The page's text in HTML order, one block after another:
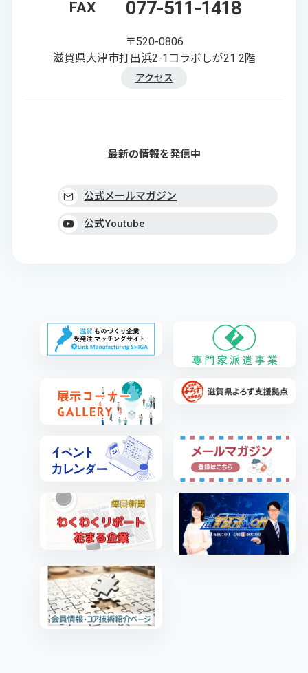
FAX 077-511-1418
〒520-0806
滋賀県大津市打出浜2-1コラボしが21 2階
アクセス
最新の情報を発信中
公式メールマガジン
公式Youtube